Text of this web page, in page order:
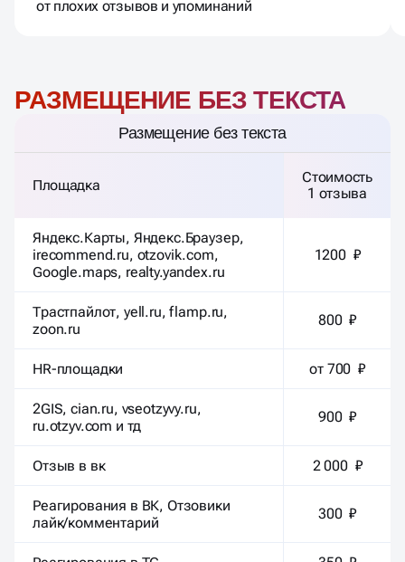
от плохих отзывов и упоминаний
РАЗМЕЩЕНИЕ БЕЗ ТЕКСТА
Размещение без текста
Площадка
Стоимость
1 отзыва
Яндекс.Карты, Яндекс.Браузер,
irecommend.ru, otzovik.com,
Google.maps, realty.yandex.ru
1200 ₽
Трастпайлот, yell.ru, flamp.ru,
zoon.ru
800 ₽
HR-площадки от 700 ₽
2GIS, cian.ru, vseotzyvy.ru,
ru.otzyv.com и тд
900 ₽
Отзыв в вк 2 000 ₽
Реагирования в ВК, Отзовики
лайк/комментарий
300 ₽